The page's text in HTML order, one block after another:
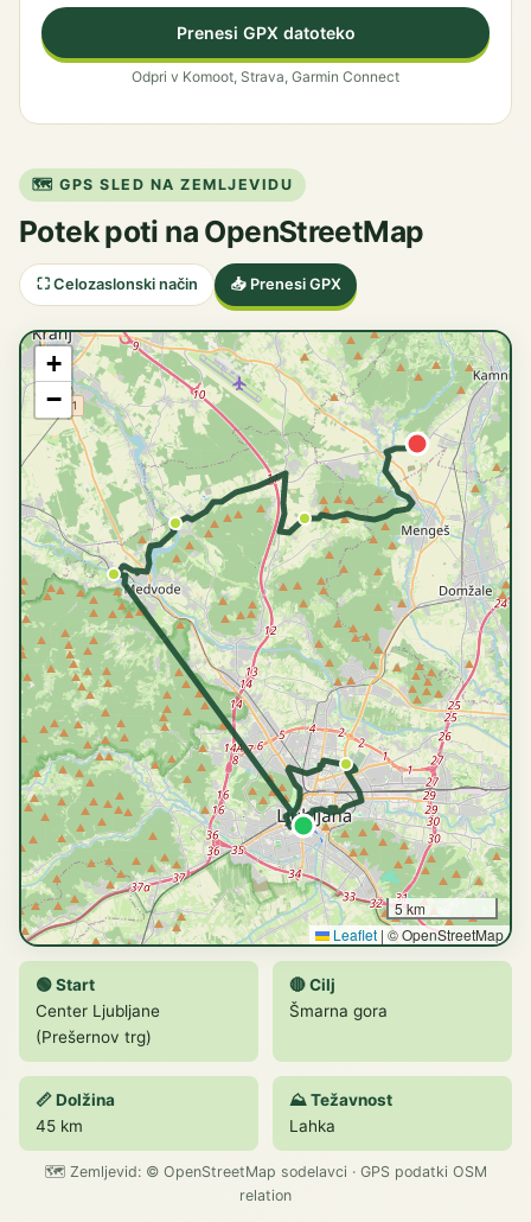
Prenesi GPX datoteko
Odpri v Komoot, Strava, Garmin Connect
🗺️ GPS SLED NA ZEMLJEVIDU
Potek poti na OpenStreetMap
⛶ Celozaslonski način 📥 Prenesi GPX
+
−
5 km
Leaflet | © OpenStreetMap
🟢 Start
Center Ljubljane
(Prešernov trg)
🔴 Cilj
Šmarna gora
📏 Dolžina
45 km
⛰️ Težavnost
Lahka
🗺️ Zemljevid: © OpenStreetMap sodelavci · GPS podatki OSM
relation